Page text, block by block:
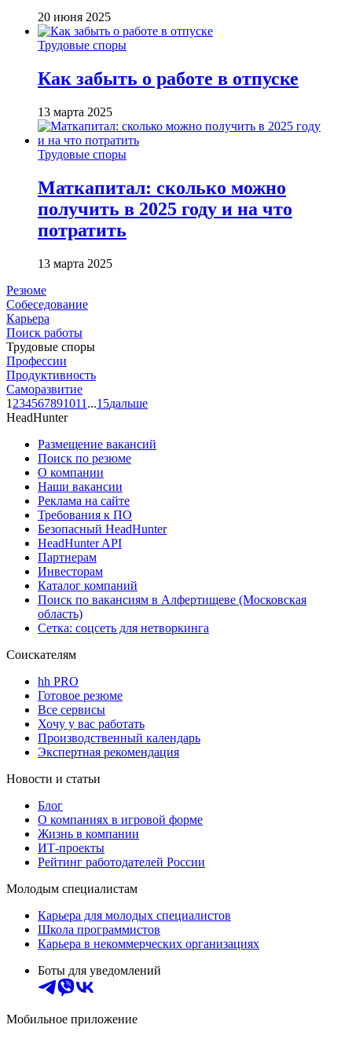
20 июня 2025
Трудовые споры
Как забыть о работе в отпуске
13 марта 2025
Трудовые споры
Маткапитал: сколько можно
получить в 2025 году и на что
потратить
13 марта 2025
Резюме
Собеседование
Карьера
Поиск работы
Трудовые споры
Профессии
Продуктивность
Саморазвитие
1 234567891011 ...15дальше
HeadHunter
Размещение вакансий
Поиск по резюме
О компании
Наши вакансии
Реклама на сайте
Требования к ПО
Безопасный HeadHunter
HeadHunter API
Партнерам
Инвесторам
Каталог компаний
Поиск по вакансиям в Алфертищеве (Московская
область)
Сетка: соцсеть для нетворкинга
Соискателям
hh PRO
Готовое резюме
Все сервисы
Хочу у вас работать
Производственный календарь
Экспертная рекомендация
Новости и статьи
Блог
О компаниях в игровой форме
Жизнь в компании
ИТ-проекты
Рейтинг работодателей России
Молодым специалистам
Карьера для молодых специалистов
Школа программистов
Карьера в некоммерческих организациях
Боты для уведомлений
Мобильное приложение